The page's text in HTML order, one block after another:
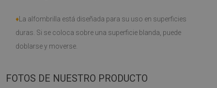
♦ La alfombrilla está diseñada para su uso en superficies
duras. Si se coloca sobre una superficie blanda, puede
doblarse y moverse.
FOTOS DE NUESTRO PRODUCTO